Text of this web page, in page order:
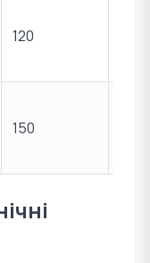
120
150